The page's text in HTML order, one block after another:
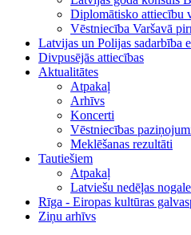
Diplomātisko attiecību
Vēstniecība Varšavā
Latvijas un Polijas sadarbība
Divpusējās attiecības
Aktualitātes
Atpakaļ
Arhīvs
Koncerti
Vēstniecības
Meklēšanas rezultāti
Tautiešiem
Atpakaļ
Latviešu nedēļas
Rīga - Eiropas kultūras
Ziņu arhīvs